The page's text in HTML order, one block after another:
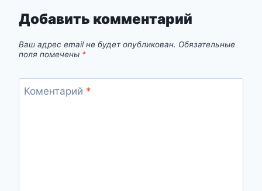
Добавить комментарий
Ваш адрес email не будет опубликован. Обязательные
поля помечены *
Коментарий *